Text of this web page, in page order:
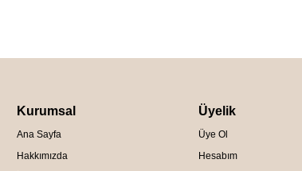
Kurumsal
Ana Sayfa
Hakkımızda
Üyelik
Üye Ol
Hesabım